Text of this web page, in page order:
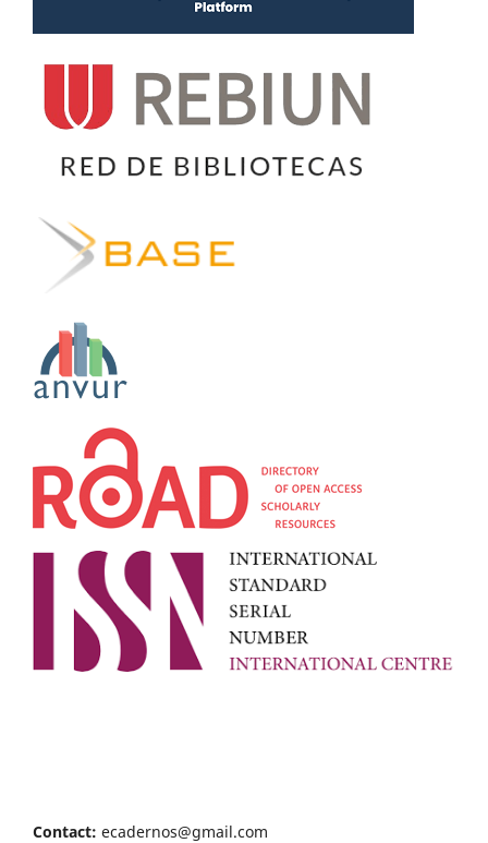
Contact: ecadernos@gmail.com